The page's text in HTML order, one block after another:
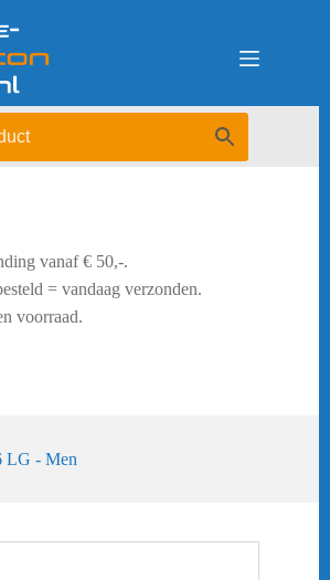
vanaf € 50,-.
= vandaag verzonden.
voorraad.
LG - Men